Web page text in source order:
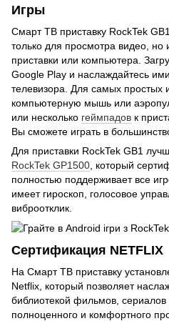
Игры
Смарт ТВ приставку RockTek
только для просмотра видео, но
приставки или компьютера.
Google Play и наслаждайтесь
телевизора. Для самых простых
компьютерную мышь или
или несколько геймпадов к
Вы сможете играть в
Для приставки RockTek GB1
RockTek GP1500 , который
полностью поддерживает все
имеет гироскоп, голосовое
виброотклик.
Сертификация NETFLIX
На Смарт ТВ приставку
Netflix, который позволяет
библиотекой фильмов,
полноценного и комфортного